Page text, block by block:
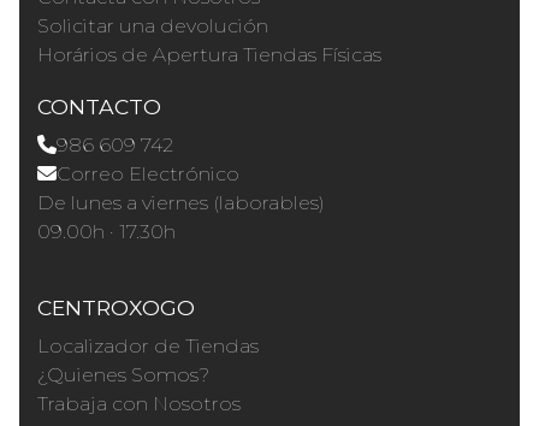
Solicitar una devolución
Horários de Apertura Tiendas Físicas
CONTACTO
986 609 742
Correo Electrónico
De lunes a viernes (laborables)
09.00h · 17.30h
CENTROXOGO
Localizador de Tiendas
¿Quienes Somos?
Trabaja con Nosotros